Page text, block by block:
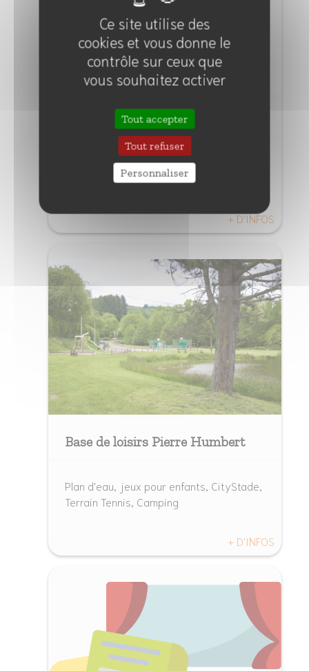
Découvrez les 4 circuits VTT - GT du
+ D'INFOS
Base de loisirs Pierre Humbert
Plan d'eau, jeux pour enfants, CityStade,
Terrain Tennis, Camping
+ D'INFOS
Ce site utilise des
cookies et vous donne le
contrôle sur ceux que
vous souhaitez activer
Tout accepter
Tout refuser
Personnaliser